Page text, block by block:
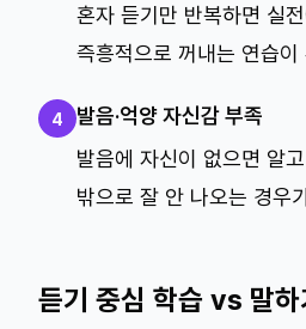
혼자 듣기만 반복하면 실
즉흥적으로 꺼내는 연습
4
발음·억양 자신감 부족
발음에 자신이 없으면 알
밖으로 잘 안 나오는 경우
듣기 중심 학습 vs 말